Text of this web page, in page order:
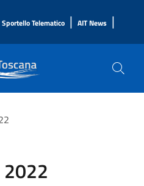
Sportello Telematico | AIT News |